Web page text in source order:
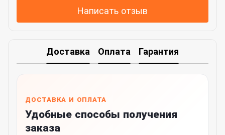
Написать отзыв
Доставка Оплата Гарантия
ДОСТАВКА И ОПЛАТА
Удобные способы получения
заказа